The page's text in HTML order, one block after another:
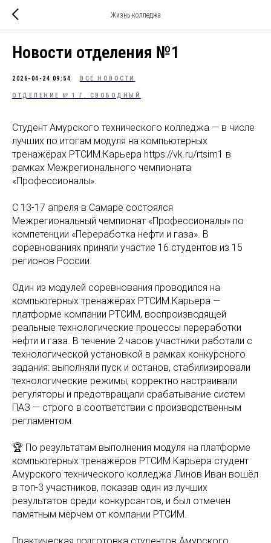
Жизнь колледжа
Новости отделения №1
2026-04-24 09:54 ВСЕ НОВОСТИ
ОТДЕЛЕНИЕ № 1 Г. СВОБОДНЫЙ
Студент Амурского технического колледжа — в числе
лучших по итогам модуля на компьютерных
тренажёрах РТСИМ.Карьера https://vk.ru/rtsim1 в
рамках Межрегионального чемпионата
«Профессионалы».
С 13-17 апреля в Самаре состоялся
Межрегиональный чемпионат «Профессионалы» по
компетенции «Переработка нефти и газа». В
соревнованиях приняли участие 16 студентов из 15
регионов России.
Один из модулей соревнования проводился на
компьютерных тренажёрах РТСИМ.Карьера —
платформе компании РТСИМ, воспроизводящей
реальные технологические процессы переработки
нефти и газа. В течение 2 часов участники работали с
технологической установкой в рамках конкурсного
задания: выполняли пуск и останов, стабилизировали
технологические режимы, корректно настраивали
регуляторы и предотвращали срабатывание систем
ПАЗ — строго в соответствии с производственным
регламентом.
🏆️ По результатам выполнения модуля на платформе
компьютерных тренажёров РТСИМ.Карьера студент
Амурского технического колледжа Линов Иван вошёл
в топ-3 участников, показав один из лучших
результатов среди конкурсантов, и был отмечен
памятным мерчем от компании РТСИМ.